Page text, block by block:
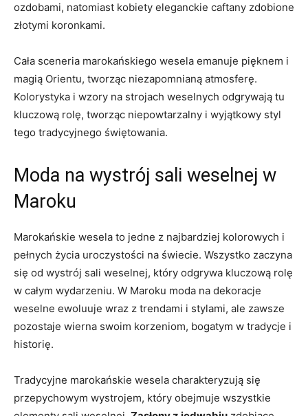
ozdobami, natomiast kobiety eleganckie ‌caftany zdobione
złotymi koronkami.
Cała sceneria marokańskiego wesela emanuje​ pięknem i
magią ‌Orientu, ⁣tworząc niezapomnianą atmosferę.
Kolorystyka i wzory na ‌strojach weselnych odgrywają tu
‍kluczową rolę, tworząc niepowtarzalny i wyjątkowy ​styl
‍tego⁢ tradycyjnego świętowania.
Moda na wystrój sali weselnej w
‍Maroku
Marokańskie wesela to jedne z najbardziej kolorowych i
pełnych życia uroczystości na⁤ świecie. Wszystko zaczyna
się od wystrój sali weselnej, który odgrywa kluczową rolę
w całym wydarzeniu. W Maroku moda na dekoracje
weselne ewoluuje wraz z ‌trendami i stylami, ale zawsze
pozostaje wierna swoim korzeniom, ‌bogatym w tradycje i
historię.
Tradycyjne marokańskie wesela charakteryzują⁤ się
przepychowym wystrojem, który obejmuje wszystkie‍